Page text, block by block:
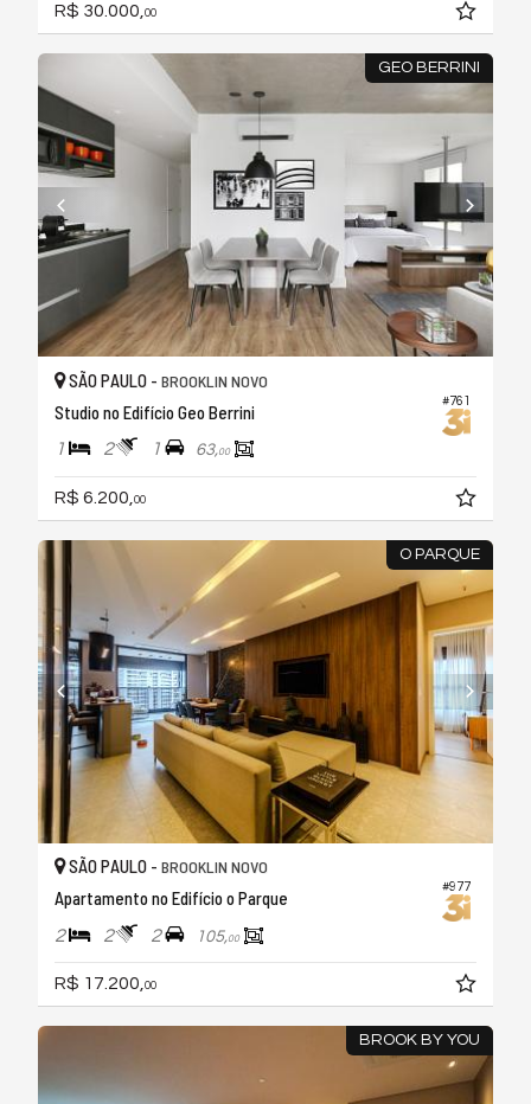
R$ 30.000,00
GEO BERRINI
#761
SÃO PAULO - BROOKLIN NOVO
Studio no Edifício Geo Berrini
1 2 1 63,00
R$ 6.200, 00
O PARQUE
#977
SÃO PAULO - BROOKLIN NOVO
Apartamento no Edifício o Parque
2 2 2 105,00
R$ 17.200,00
BROOK BY YOU